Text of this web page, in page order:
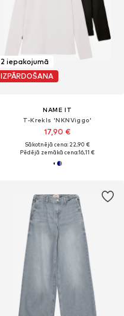
2 iepakojumā
IZPĀRDOŠANA
NAME IT
T-Krekls 'NKNViggo'
17,90 €
Sākotnējā cena: 22,90 €
Pēdējā zemākā cena:16,11 €